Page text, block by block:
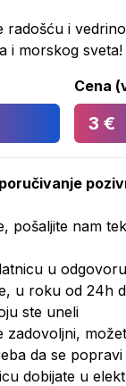
radošću i
i morskog sveta!
Cena
3 €
pošaljite nam
u odgovoru
u roku od 24h
ste uneli
zadovoljni,
da se popravi
dobijate u